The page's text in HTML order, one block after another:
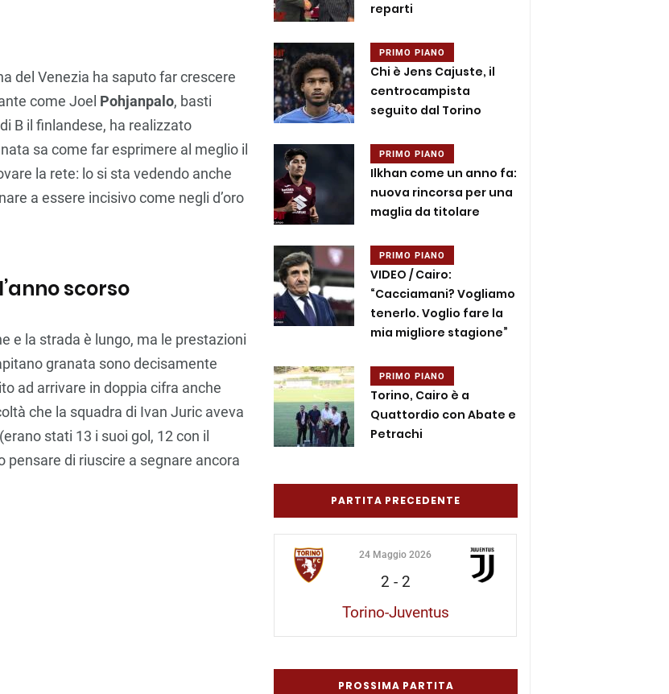
del Venezia ha saputo far crescere
come Joel Pohjanpalo, basti
B il finlandese, ha realizzato
sa come far esprimere al meglio il
la rete: lo si sta vedendo anche
a essere incisivo come negli d’oro
scorso
e la strada è lungo, ma le prestazioni
granata sono decisamente
ad arrivare in doppia cifra anche
che la squadra di Ivan Juric aveva
stati 13 i suoi gol, 12 con il
pensare di riuscire a segnare ancora
reparti
PRIMO PIANO
Chi è Jens Cajuste, il
centrocampista
seguito dal Torino
PRIMO PIANO
Ilkhan come un anno fa:
nuova rincorsa per una
maglia da titolare
PRIMO PIANO
VIDEO / Cairo:
“Cacciamani? Vogliamo
tenerlo. Voglio fare la
mia migliore stagione”
PRIMO PIANO
Torino, Cairo è a
Quattordio con Abate e
Petrachi
PARTITA PRECEDENTE
24 Maggio 2026
2 - 2
Torino-Juventus
PROSSIMA PARTITA